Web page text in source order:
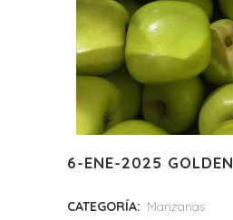
6-ENE-2025 GOLDEN
CATEGORÍA: Manzanas